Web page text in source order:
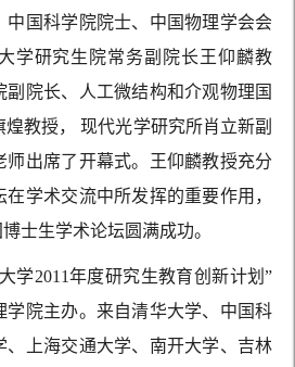
中国科学院院士、中国物理学会会
学研究生院常务副院长王仰麟教
院长、人工微结构和介观物理国
教授， 现代光学研究所肖立新副
师出席了开幕式。王仰麟教授充分
学术交流中所发挥的重要作用，
士生学术论坛圆满成功。
学2011年度研究生教育创新计划”
学院主办。来自清华大学、中国科
、上海交通大学、南开大学、吉林